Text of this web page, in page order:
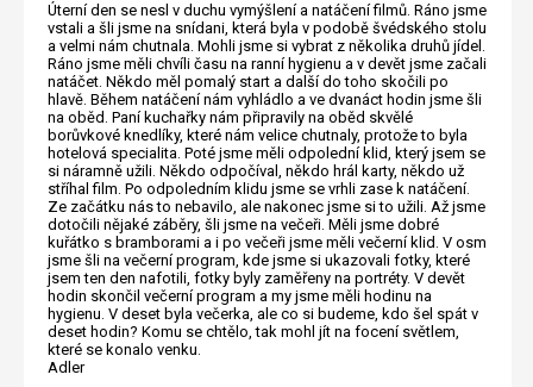
Úterní den se nesl v duchu vymýšlení a natáčení filmů. Ráno jsme
vstali a šli jsme na snídani, která byla v podobě švédského stolu
a velmi nám chutnala. Mohli jsme si vybrat z několika druhů jídel.
Ráno jsme měli chvíli času na ranní hygienu a v devět jsme začali
natáčet. Někdo měl pomalý start a další do toho skočili po
hlavě. Během natáčení nám vyhládlo a ve dvanáct hodin jsme šli
na oběd. Paní kuchařky nám připravily na oběd skvělé
borůvkové knedlíky, které nám velice chutnaly, protože to byla
hotelová specialita. Poté jsme měli odpolední klid, který jsem se
si náramně užili. Někdo odpočíval, někdo hrál karty, někdo už
stříhal film. Po odpoledním klidu jsme se vrhli zase k natáčení.
Ze začátku nás to nebavilo, ale nakonec jsme si to užili. Až jsme
dotočili nějaké záběry, šli jsme na večeři. Měli jsme dobré
kuřátko s bramborami a i po večeři jsme měli večerní klid. V osm
jsme šli na večerní program, kde jsme si ukazovali fotky, které
jsem ten den nafotili, fotky byly zaměřeny na portréty. V devět
hodin skončil večerní program a my jsme měli hodinu na
hygienu. V deset byla večerka, ale co si budeme, kdo šel spát v
deset hodin? Komu se chtělo, tak mohl jít na focení světlem,
které se konalo venku.
Adler